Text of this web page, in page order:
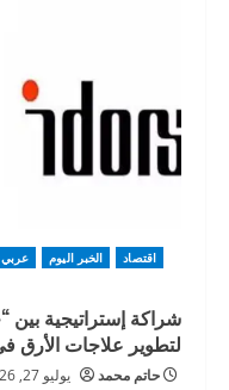
اقتصاد الخبر اليوم
شراكة إستراتيجية بين
لتطوير علاجات الأرق
حاتم محمد يوليو 27, 2026